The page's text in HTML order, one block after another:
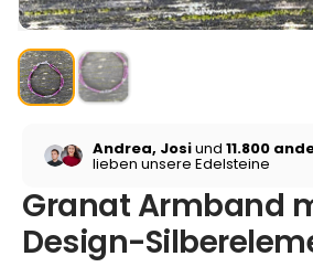
Andrea, Josiund11.800
lieben unsere Edelsteine
Granat Armband
Design-